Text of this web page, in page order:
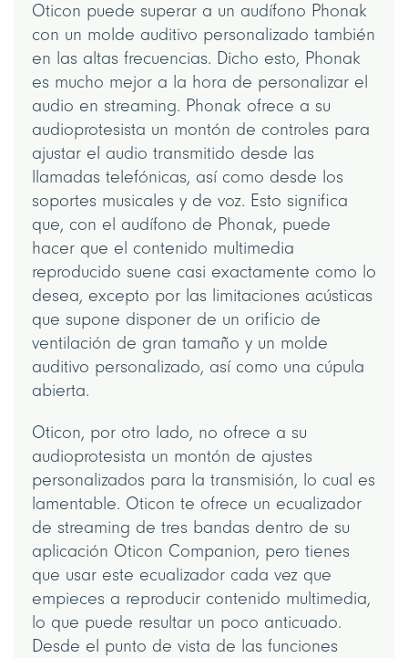
Oticon puede superar a un audífono Phonak
con un molde auditivo personalizado también
en las altas frecuencias. Dicho esto, Phonak
es mucho mejor a la hora de personalizar el
audio en streaming. Phonak ofrece a su
audioprotesista un montón de controles para
ajustar el audio transmitido desde las
llamadas telefónicas, así como desde los
soportes musicales y de voz. Esto significa
que, con el audífono de Phonak, puede
hacer que el contenido multimedia
reproducido suene casi exactamente como lo
desea, excepto por las limitaciones acústicas
que supone disponer de un orificio de
ventilación de gran tamaño y un molde
auditivo personalizado, así como una cúpula
abierta.
Oticon, por otro lado, no ofrece a su
audioprotesista un montón de ajustes
personalizados para la transmisión, lo cual es
lamentable. Oticon te ofrece un ecualizador
de streaming de tres bandas dentro de su
aplicación Oticon Companion, pero tienes
que usar este ecualizador cada vez que
empieces a reproducir contenido multimedia,
lo que puede resultar un poco anticuado.
Desde el punto de vista de las funciones